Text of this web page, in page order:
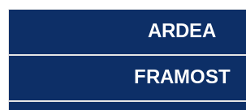
ARDEA
FRAMOST